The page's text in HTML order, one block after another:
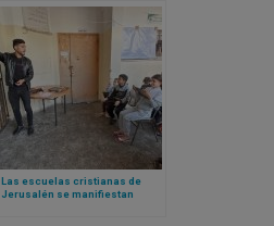
Las escuelas cristianas de
Jerusalén se manifiestan